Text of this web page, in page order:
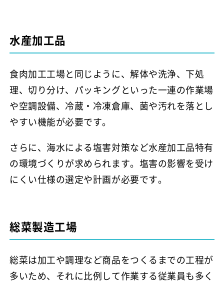
水産加工品
食肉加工工場と同じように、解体や洗浄、下処
理、切り分け、パッキングといった一連の作業場
や空調設備、冷蔵・冷凍倉庫、菌や汚れを落とし
やすい機能が必要です。
さらに、海水による塩害対策など水産加工品特有
の環境づくりが求められます。塩害の影響を受け
にくい仕様の選定や計画が必要です。
総菜製造工場
総菜は加工や調理など商品をつくるまでの工程が
多いため、それに比例して作業する従業員も多く